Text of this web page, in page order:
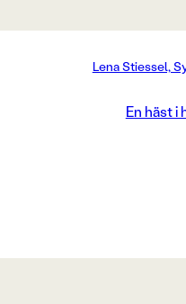
Lena Stiessel,
En häst i